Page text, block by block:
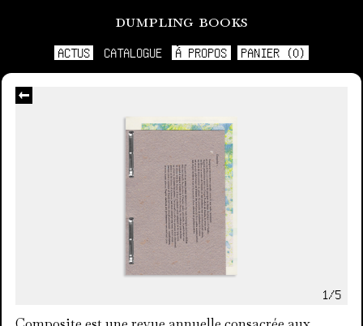
dumpling books
ACTUS CATALOGUE À PROPOS PANIER (0)
1/5